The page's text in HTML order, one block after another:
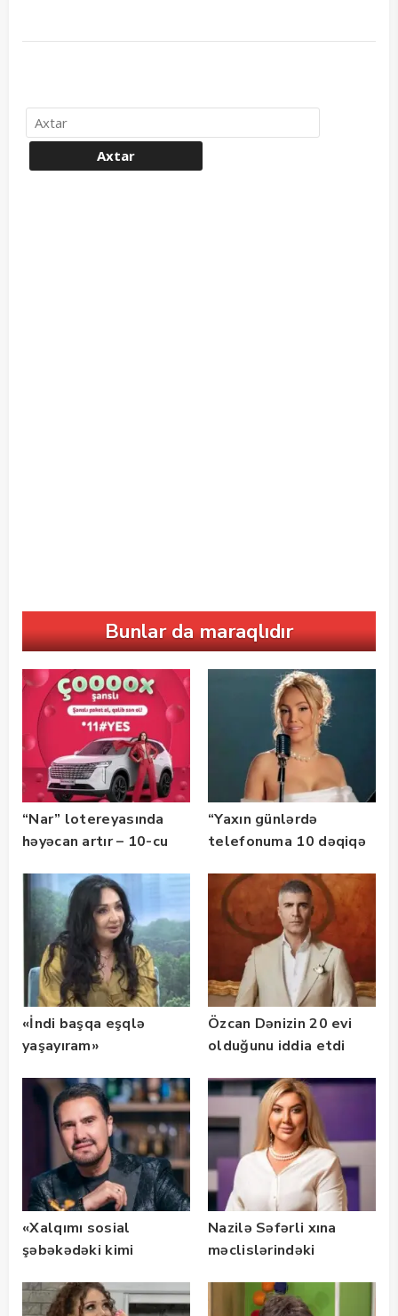
Bunlar da maraqlıdır
“Nar” lotereyasında
həyəcan artır – 10-cu
“Yaxın günlərdə
telefonuma 10 dəqiqə
ki…”
«İndi başqa eşqlə
yaşayıram»
Özcan Dənizin 20 evi
olduğunu iddia etdi
«Xalqımı sosial
şəbəkədəki kimi
Nazilə Səfərli xına
məclislərindəki
— 55 min